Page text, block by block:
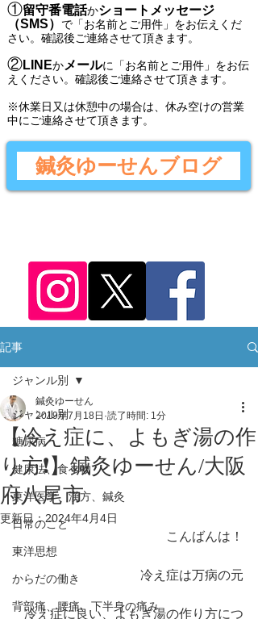
①留守番電話かショートメッセージ
（SMS） で 「お名前とご用件 」 をお伝えくだ
さい。 確認後ご連絡させて頂きます。
②LINEかメールに 「お名前とご用件 」 をお伝
えください。 確認後ご連絡させて頂きます。
​※休業日又は休憩中の場合は、休み空けの営業
中にご連絡させて頂きます。
鍼灸ゆーせんブログ
記事
ジャンル別
糖尿病
健康法、食べ物
東洋医学、漢方、鍼灸
日常のこと
東洋思想
からだの働き
背部痛、腰痛、下半身の痛み
ジャンル別
【冷え症に、よもぎ湯の作
り方❗️】鍼灸ゆーせん/大阪
府八尾市
鍼灸ゆーせん
2019年7月18日 読了時間: 1分
更新日：2024年4月4日
こんばんは！
冷え症は万病の元
冷え症に良い、よもぎ湯の作り方につ